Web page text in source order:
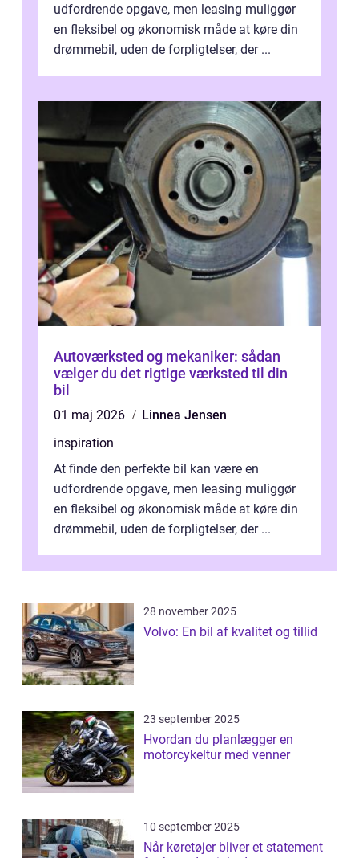
udfordrende opgave, men leasing muliggør
en fleksibel og økonomisk måde at køre din
drømmebil, uden de forpligtelser, der ...
Autoværksted og mekaniker: sådan
vælger du det rigtige værksted til din
bil
01 maj 2026
Linnea Jensen
inspiration
At finde den perfekte bil kan være en
udfordrende opgave, men leasing muliggør
en fleksibel og økonomisk måde at køre din
drømmebil, uden de forpligtelser, der ...
28 november 2025
Volvo: En bil af kvalitet og tillid
23 september 2025
Hvordan du planlægger en
motorcykeltur med venner
10 september 2025
Når køretøjer bliver et statement